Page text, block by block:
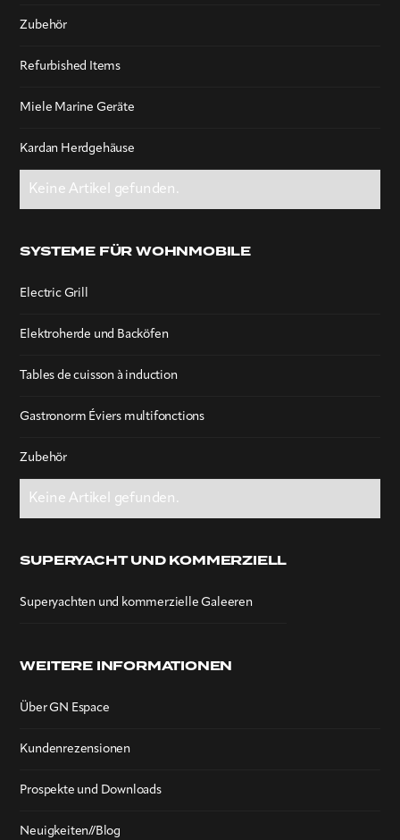
Zubehör
Refurbished Items
Miele Marine Geräte
Kardan Herdgehäuse
Keine Artikel gefunden.
SYSTEME FÜR WOHNMOBILE
Electric Grill
Elektroherde und Backöfen
Tables de cuisson à induction
Gastronorm Éviers multifonctions
Zubehör
Keine Artikel gefunden.
SUPERYACHT UND KOMMERZIELL
Superyachten und kommerzielle Galeeren
WEITERE INFORMATIONEN
Über GN Espace
Kundenrezensionen
Prospekte und Downloads
Neuigkeiten//Blog